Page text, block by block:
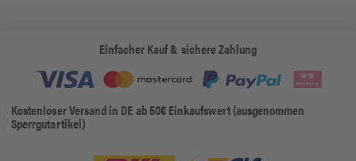
Einfacher Kauf & sichere Zahlung
Kostenloser Versand in DE ab 50€ Einkaufswert (ausgenommen
Sperrgutartikel)